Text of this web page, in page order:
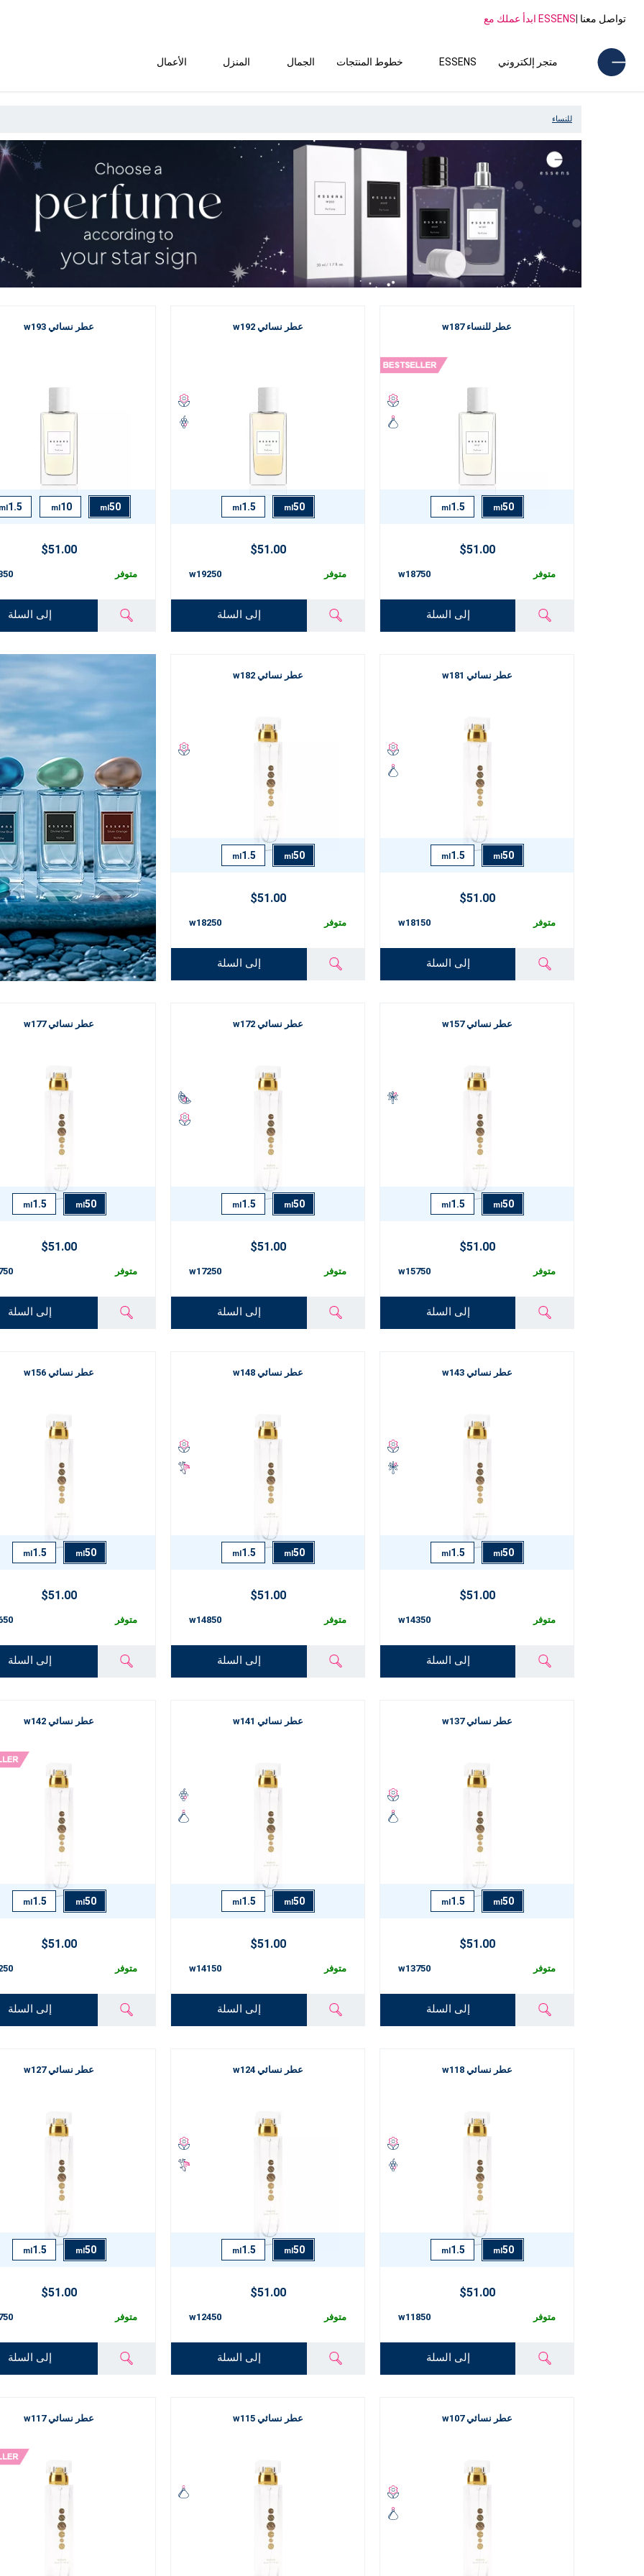
تواصل معنا |ESSENS ابدأ عملك مع
متجر إلكتروني ESSENS خطوط المنتجات الجمال المنزل الأعمال
للنساء
عطر نسائي w193
50
ml
10
ml
1.5
$51.00
متوفر
إلى السلة
عطر نسائي w192
50
ml
1.5
ml
$51.00
w19250 متوفر
إلى السلة
عطر للنساء w187
50
ml
1.5
ml
$51.00
w18750 متوفر
إلى السلة
عطر نسائي w182
50
ml
1.5
ml
$51.00
w18250 متوفر
إلى السلة
عطر نسائي w181
50
ml
1.5
ml
$51.00
w18150 متوفر
إلى السلة
عطر نسائي w177
50
ml
1.5
ml
$51.00
متوفر
إلى السلة
عطر نسائي w172
50
ml
1.5
ml
$51.00
w17250 متوفر
إلى السلة
عطر نسائي w157
50
ml
1.5
ml
$51.00
w15750 متوفر
إلى السلة
عطر نسائي w156
50
ml
1.5
ml
$51.00
متوفر
إلى السلة
عطر نسائي w148
50
ml
1.5
ml
$51.00
w14850 متوفر
إلى السلة
عطر نسائي w143
50
ml
1.5
ml
$51.00
w14350 متوفر
إلى السلة
عطر نسائي w142
50
ml
1.5
ml
$51.00
متوفر
إلى السلة
عطر نسائي w141
50
ml
1.5
ml
$51.00
w14150 متوفر
إلى السلة
عطر نسائي w137
50
ml
1.5
ml
$51.00
w13750 متوفر
إلى السلة
عطر نسائي w127
50
ml
1.5
ml
$51.00
متوفر
إلى السلة
عطر نسائي w124
50
ml
1.5
ml
$51.00
w12450 متوفر
إلى السلة
عطر نسائي w118
50
ml
1.5
ml
$51.00
w11850 متوفر
إلى السلة
عطر نسائي w117 عطر نسائي w115 عطر نسائي w107